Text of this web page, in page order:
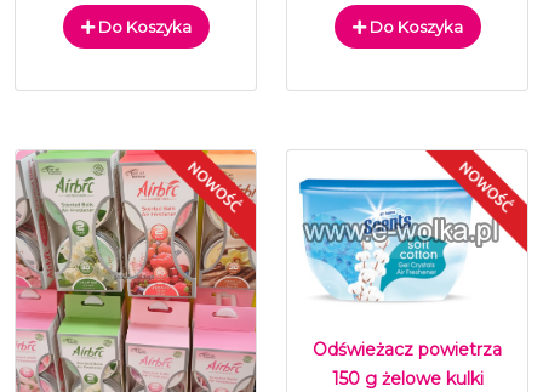
Do Koszyka Do Koszyka
Odświeżacz powietrza
150 g żelowe kulki